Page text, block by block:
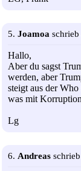
5. Joamoa
Hallo,
Aber du sagst
werden, aber
steigt aus der
was mit
Lg
6. Andreas